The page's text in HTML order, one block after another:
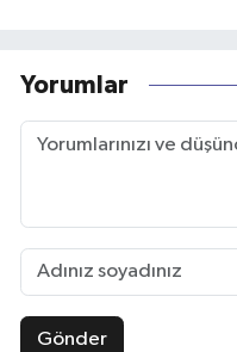
Yorumlar
Gönder